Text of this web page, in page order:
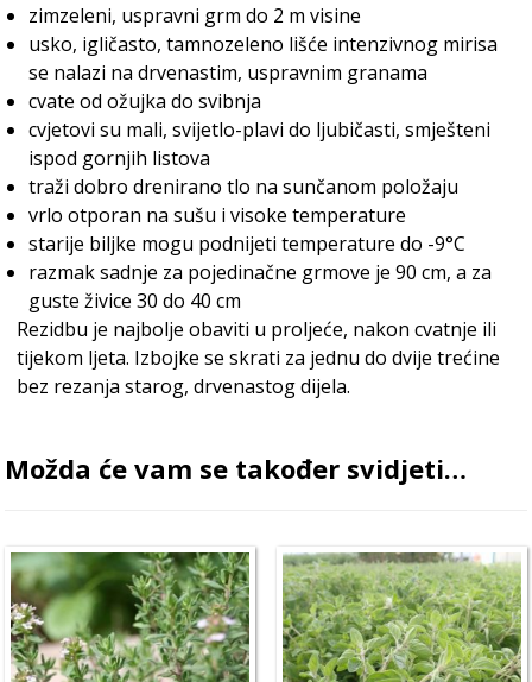
zimzeleni, uspravni grm do 2 m visine
usko, igličasto, tamnozeleno lišće intenzivnog mirisa
se nalazi na drvenastim, uspravnim granama
cvate od ožujka do svibnja
cvjetovi su mali, svijetlo-plavi do ljubičasti, smješteni
ispod gornjih listova
traži dobro drenirano tlo na sunčanom položaju
vrlo otporan na sušu i visoke temperature
starije biljke mogu podnijeti temperature do -9°C
razmak sadnje za pojedinačne grmove je 90 cm, a za
guste živice 30 do 40 cm
Rezidbu je najbolje obaviti u proljeće, nakon cvatnje ili
tijekom ljeta. Izbojke se skrati za jednu do dvije trećine
bez rezanja starog, drvenastog dijela.
Možda će vam se također svidjeti…